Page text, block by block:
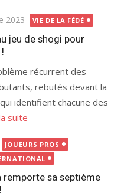
2023 VIE DE LA FÉDÉ
jeu de shogi pour
récurrent des
rebutés devant la
identifient chacune des
suite
JOUEURS PROS
remporte sa septième